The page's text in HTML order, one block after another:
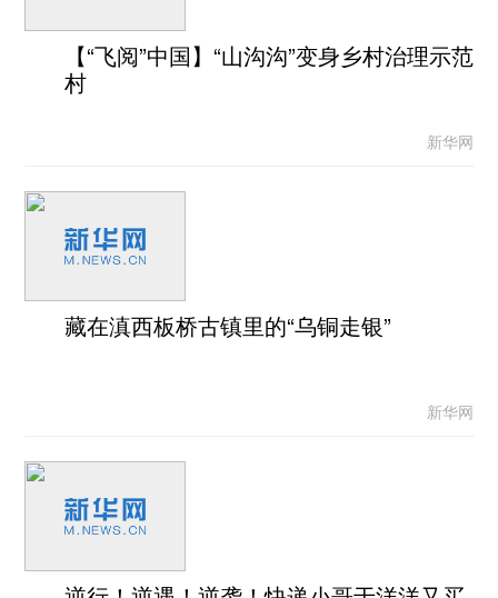
【“飞阅”中国】“山沟沟”变身乡村治理示范
村
新华网
藏在滇西板桥古镇里的“乌铜走银”
新华网